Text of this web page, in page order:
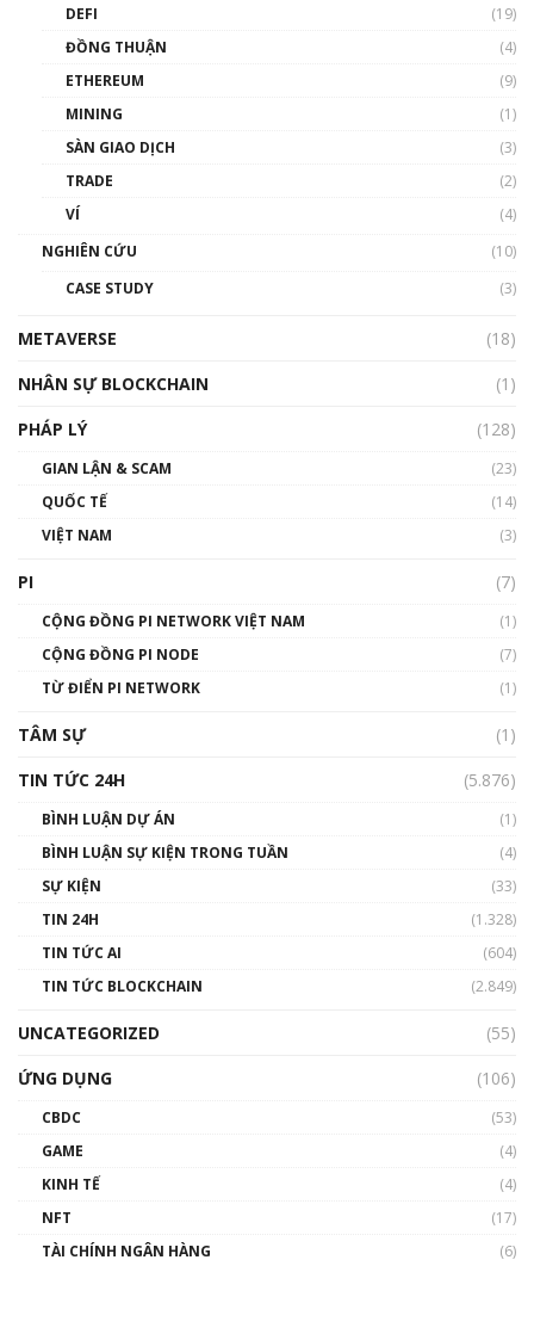
Phổ cập Blockchain
thống & Crypto qua các cuộc chiến | Phổ cập
01:32:59
gió ấm
Talkshow 14: MemeCoin – Trò đùa tỷ đô
01:29:26
DEFI
(19)
ĐỒNG THUẬN
(4)
ETHEREUM
(9)
MINING
(1)
SÀN GIAO DỊCH
(3)
TRADE
(2)
VÍ
(4)
NGHIÊN CỨU
(10)
CASE STUDY
(3)
METAVERSE
(18)
NHÂN SỰ BLOCKCHAIN
(1)
PHÁP LÝ
(128)
GIAN LẬN & SCAM
(23)
QUỐC TẾ
(14)
VIỆT NAM
(3)
PI (7)
CỘNG ĐỒNG PI NETWORK VIỆT NAM
(1)
CỘNG ĐỒNG PI NODE
(7)
TỪ ĐIỂN PI NETWORK
(1)
TÂM SỰ
(1)
TIN TỨC 24H
(5.876)
BÌNH LUẬN DỰ ÁN
(1)
BÌNH LUẬN SỰ KIỆN TRONG TUẦN
(4)
SỰ KIỆN
(33)
TIN 24H
(1.328)
TIN TỨC AI
(604)
TIN TỨC BLOCKCHAIN
(2.849)
UNCATEGORIZED
(55)
ỨNG DỤNG
(106)
CBDC
(53)
GAME
(4)
KINH TẾ
(4)
NFT
(17)
TÀI CHÍNH NGÂN HÀNG
(6)